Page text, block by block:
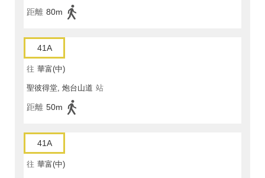
距離 80m
41A
往 華富(中)
聖彼得堂, 炮台山道 站
距離 50m
41A
往 華富(中)